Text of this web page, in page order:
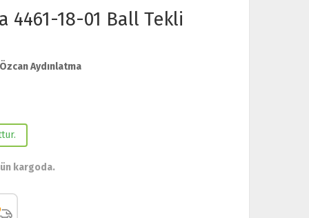
4461-18-01 Ball Tekli
Özcan Aydınlatma
kargoda.